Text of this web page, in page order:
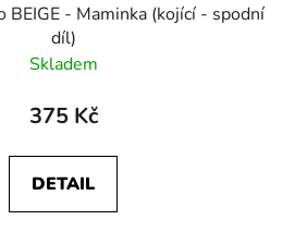
BEIGE - Maminka (kojící - spodní
díl)
Skladem
375 Kč
DETAIL